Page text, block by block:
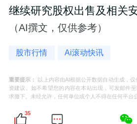
继续研究股权出售及相关安
（AI撰文，仅供参考）
股市行情 Ai滚动快讯
重要提示：
以上内容由AI根据公开数据自动生成，
资建议。如不希望您的内容在本站出现，可发邮件
求撤下。未经允许，任何单位或个人不得在任何平台
35